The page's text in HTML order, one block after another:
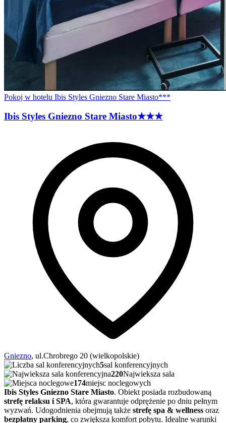
Pokoj w hotelu Ibis Styles Gniezno Stare Miasto***
Ibis Styles Gniezno Stare Miasto★★★
Gniezno, ul.Chrobrego 20 (wielkopolskie)
5sal konferencyjnych
220Najwieksza sala
174miejsc noclegowych
Ibis Styles Gniezno Stare Miasto. Obiekt posiada rozbudowaną
strefę relaksu i SPA, która gwarantuje odprężenie po dniu pełnym
wyzwań. Udogodnienia obejmują także strefę spa & wellness oraz
bezpłatny parking, co zwiększa komfort pobytu. Idealne warunki